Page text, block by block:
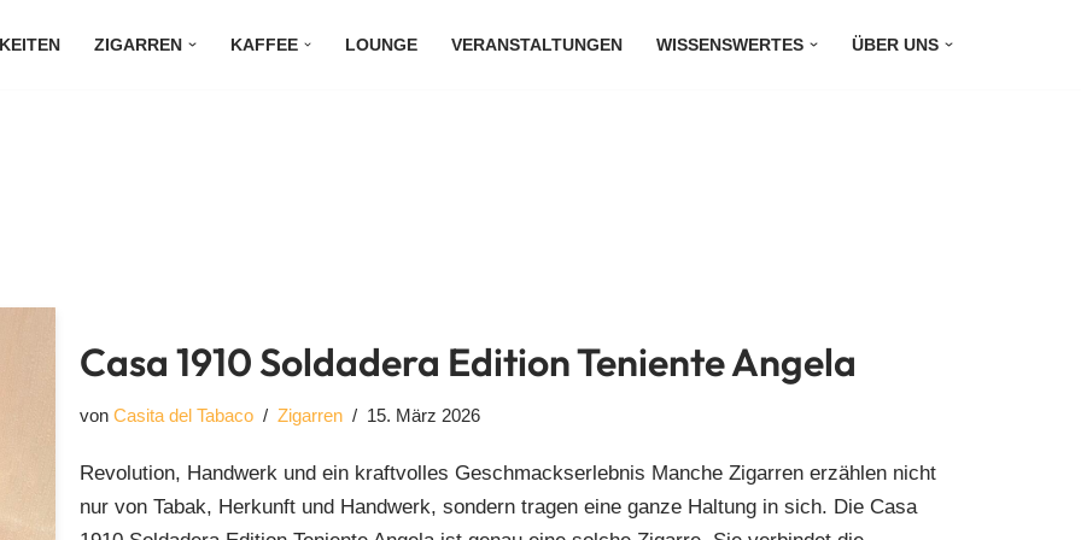
ZIGARREN KAFFEE LOUNGE VERANSTALTUNGEN WISSENSWERTES ÜBER UNS
Casa 1910 Soldadera Edition Teniente Angela
von Casita del Tabaco Zigarren 15. März 2026
Revolution, Handwerk und ein kraftvolles Geschmackserlebnis Manche Zigarren erzählen nicht
nur von Tabak, Herkunft und Handwerk, sondern tragen eine ganze Haltung in sich. Die Casa